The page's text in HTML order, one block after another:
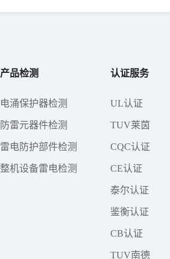
产品检测
电涌保护器检测
防雷元器件检测
雷电防护部件检测
整机设备雷电检测
认证服务
UL认证
TUV莱茵
CQC认证
CE认证
泰尔认证
鉴衡认证
CB认证
TUV南德